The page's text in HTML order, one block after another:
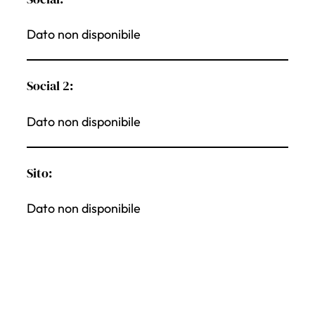
Dato non disponibile
Social 2:
Dato non disponibile
Sito:
Dato non disponibile